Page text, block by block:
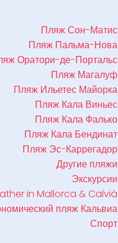
Пляж Сон-Матис
Пляж Пальма-Нова
Оратори-де-Портальс
Пляж Магалуф
Пляж Ильетес Майорка
Пляж Кала Виньес
Пляж Кала Фалько
Пляж Кала Бендинат
Пляж Эс-Каррегадор
Другие пляжи
Экскурсии
in Mallorca & Calvià
пляж Кальвиа
Спорт